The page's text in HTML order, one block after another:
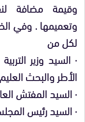
وقيمة مضافة
وتعميمها . وفي
لكل من
· السيد وزير
الأطر والبحث
·السيد المفتش
·السيد رئيس